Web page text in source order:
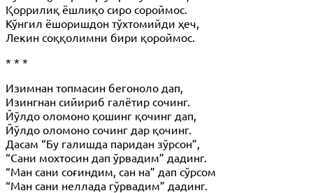
Қоррилиқ ёшлиқо сиро сороймос.
Кўнгил ёшоришдон тўхтомийди ҳеч,
Лекин соққолимни бири қороймос.
* * *
Изимнан топмасин бегоноло дап,
Изингнан сийириб галётир сочинг.
Йўлдо оломоно қошинг қочинг дап,
Йўлдо оломоно сочинг дар қочинг.
Дасам “Бу галишда паридан зўрсон”,
“Сани мохтосин дап ўрвадим” дадинг.
“Ман сани соғиндим, сан на” дап сўрсом
“Ман сани неллада гўрвадим” дадинг.